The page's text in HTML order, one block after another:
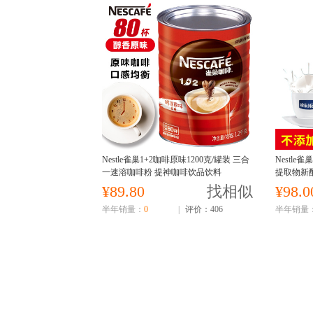
Nestle雀巢1+2咖啡原味1200克/罐装 三合
一速溶咖啡粉 提神咖啡饮品饮料
¥89.80 找相似
半年销量： 0 评价：406
Nestle雀
提取物新
蔗糖添加
半年销量